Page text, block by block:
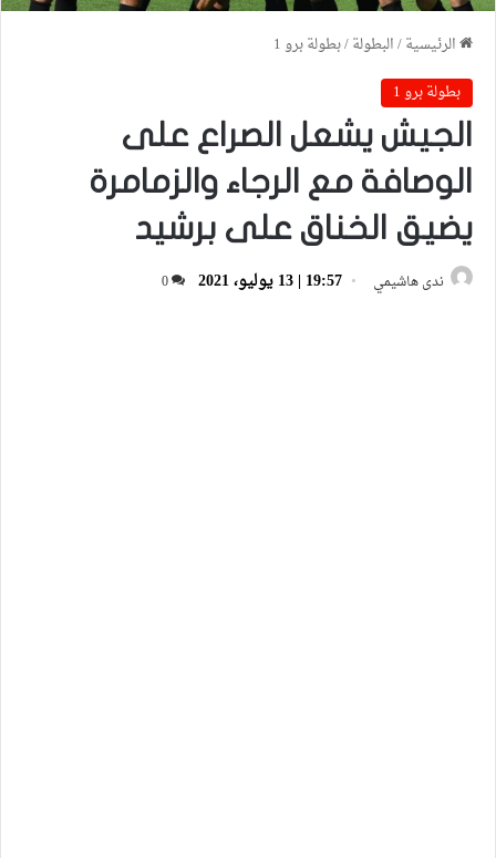
الرئيسية/البطولة/بطولة برو 1
بطولة برو 1
الجيش يشعل الصراع على
الوصافة مع الرجاء والزمامرة
يضيق الخناق على برشيد
ندى هاشيمي 19:57 | 13 يوليو، 2021 0